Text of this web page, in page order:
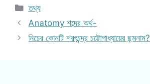
Categories
তথ্য
Anatomy শব্দের অর্থ-
নিচের কোনটি শরৎচন্দ্র চট্টোপাধ্যায়ের ছন্মনাম?